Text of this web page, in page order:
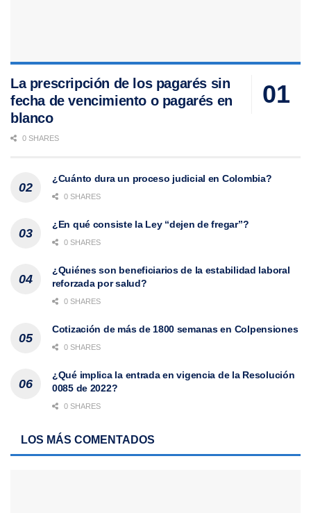
La prescripción de los pagarés sin
fecha de vencimiento o pagarés en
blanco
0 SHARES
¿Cuánto dura un proceso judicial en Colombia?
0 SHARES
¿En qué consiste la Ley “dejen de fregar”?
0 SHARES
¿Quiénes son beneficiarios de la estabilidad laboral
reforzada por salud?
0 SHARES
Cotización de más de 1800 semanas en Colpensiones
0 SHARES
¿Qué implica la entrada en vigencia de la Resolución
0085 de 2022?
0 SHARES
LOS MÁS COMENTADOS